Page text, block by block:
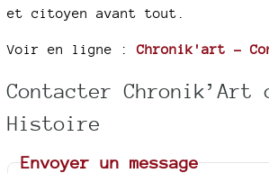
et citoyen avant tout.
Voir en ligne :Chronik'art -
Contacter Chronik’Art
Histoire
Envoyer un message